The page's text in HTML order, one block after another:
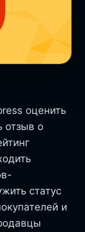
оценить
отзыв о
статус
и